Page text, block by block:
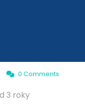
0 Comments
3 roky